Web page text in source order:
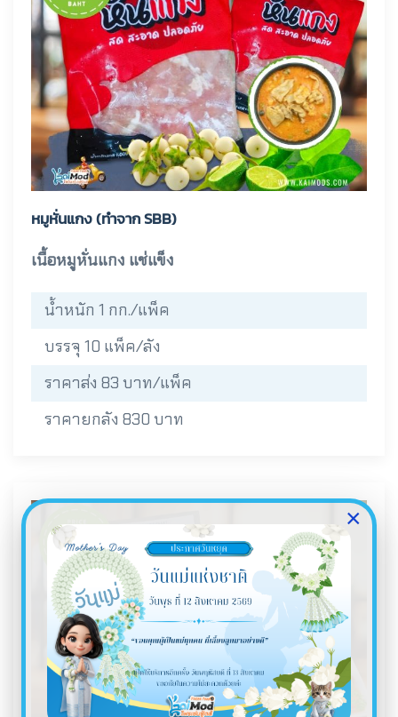
หมูหั่นแกง (ทำจาก SBB)
เนื้อหมูหั่นแกง แช่แข็ง
น้ำหนัก 1 กก./แพ็ค
บรรจุ 10 แพ็ค/ลัง
ราคาส่ง 83 บาท/แพ็ค
ราคายกลัง 830 บาท
×